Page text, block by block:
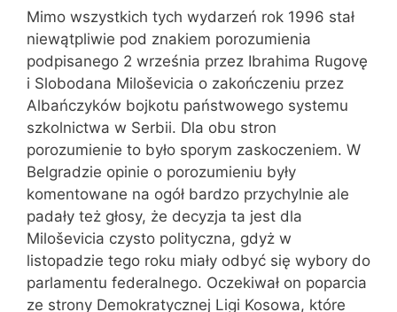
Mimo wszystkich tych wydarzeń rok 1996 stał
niewątpliwie pod znakiem porozumienia
podpisanego 2 września przez Ibrahima Rugovę
i Slobodana Miloševicia o zakończeniu przez
Albańczyków bojkotu państwowego systemu
szkolnictwa w Serbii. Dla obu stron
porozumienie to było sporym zaskoczeniem. W
Belgradzie opinie o porozumieniu były
komentowane na ogół bardzo przychylnie ale
padały też głosy, że decyzja ta jest dla
Miloševicia czysto polityczna, gdyż w
listopadzie tego roku miały odbyć się wybory do
parlamentu federalnego. Oczekiwał on poparcia
ze strony Demokratycznej Ligi Kosowa, które